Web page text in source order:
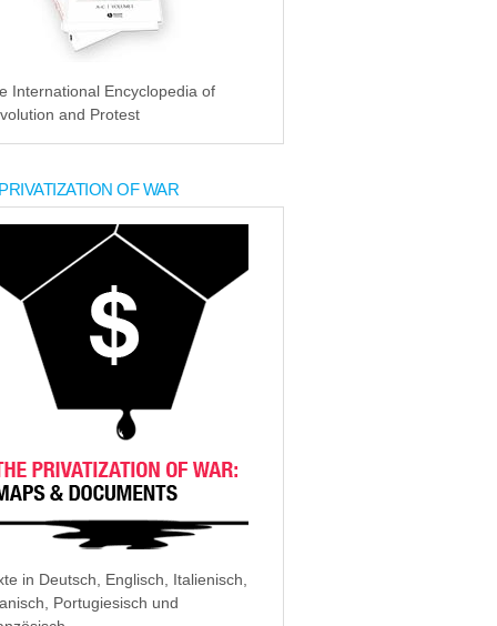
International Encyclopedia of
and Protest
OF WAR
in Deutsch, Englisch, Italienisch,
Portugiesisch und